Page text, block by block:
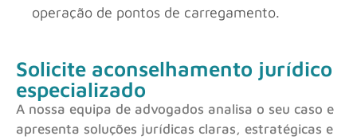
operação de pontos de carregamento.
Solicite aconselhamento jurídico
especializado
A nossa equipa de advogados analisa o seu caso e
apresenta soluções jurídicas claras, estratégicas e